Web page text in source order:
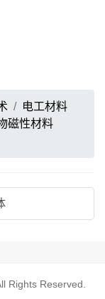
电工材料
磁性材料
Rights Reserved.